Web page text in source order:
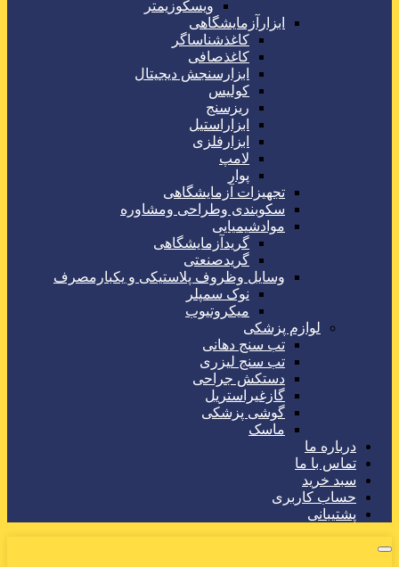
ویسکوزیمتر
ابزارآزمایشگاهی
کاغذشناساگر
کاغذصافی
ابزارسنجش دیجیتال
کولیس
ریزسنج
ابزاراستیل
ابزارفلزی
لامپ
پوار
تجهیزات آزمایشگاهی
سکوبندی وطراحی ومشاوره
موادشیمیایی
گریدآزمایشگاهی
گریدصنعتی
وسایل وظروف پلاستیکی و یکبارمصرف
نوک سمپلر
میکروتیوب
لوازم پزشکی
تب سنج دهانی
تب سنج لیزری
دستکش جراحی
گازغیراستریل
گوشی پزشکی
ماسک
درباره ما
تماس با ما
سبد خرید
حساب کاربری
پشتیبانی